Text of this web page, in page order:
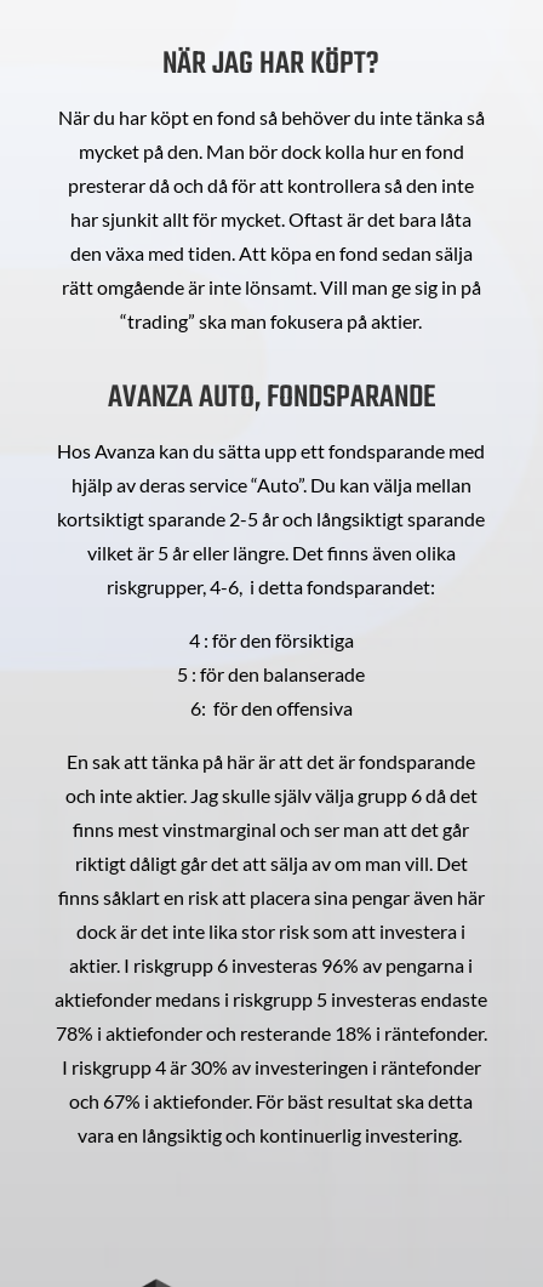
NÄR JAG HAR KÖPT?
När du har köpt en fond så behöver du inte tänka så
mycket på den. Man bör dock kolla hur en fond
presterar då och då för att kontrollera så den inte
har sjunkit allt för mycket. Oftast är det bara låta
den växa med tiden. Att köpa en fond sedan sälja
rätt omgående är inte lönsamt. Vill man ge sig in på
“trading” ska man fokusera på aktier.
AVANZA AUTO, FONDSPARANDE
Hos Avanza kan du sätta upp ett fondsparande med
hjälp av deras service “Auto”. Du kan välja mellan
kortsiktigt sparande 2-5 år och långsiktigt sparande
vilket är 5 år eller längre. Det finns även olika
riskgrupper, 4-6, i detta fondsparandet:
4 : för den försiktiga
5 : för den balanserade
6: för den offensiva
En sak att tänka på här är att det är fondsparande
och inte aktier. Jag skulle själv välja grupp 6 då det
finns mest vinstmarginal och ser man att det går
riktigt dåligt går det att sälja av om man vill. Det
finns såklart en risk att placera sina pengar även här
dock är det inte lika stor risk som att investera i
aktier. I riskgrupp 6 investeras 96% av pengarna i
aktiefonder medans i riskgrupp 5 investeras endaste
78% i aktiefonder och resterande 18% i räntefonder.
I riskgrupp 4 är 30% av investeringen i räntefonder
och 67% i aktiefonder. För bäst resultat ska detta
vara en långsiktig och kontinuerlig investering.